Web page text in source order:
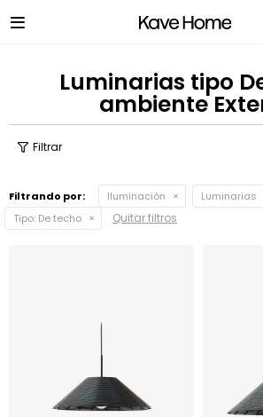

Luminarias tipo
ambiente
Filtrando por: Iluminación
Luminarias
Tipo: De techo Quitar filtros